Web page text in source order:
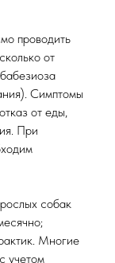
проводить
от
Симптомы
от еды,
При
собак
Многие
учетом